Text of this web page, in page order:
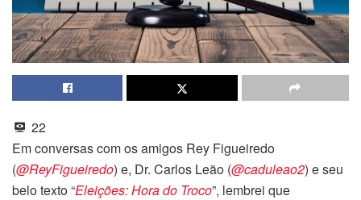
22
Em conversas com os amigos Rey Figueiredo
(@ReyFigueiredo) e, Dr. Carlos Leão (@caduleao2) e seu
belo texto “Eleições: Hora do Troco”, lembrei que